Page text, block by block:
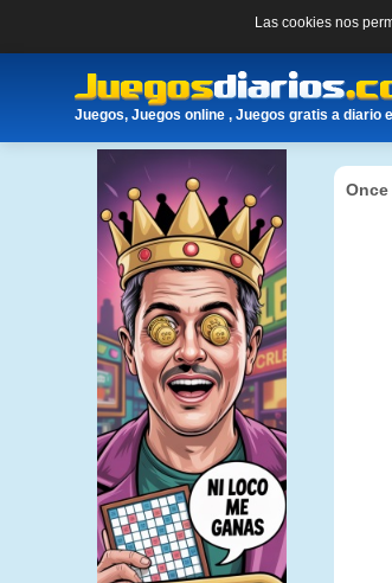
Las cookies nos
Juegos, Juegos online , Juegos gratis a diario